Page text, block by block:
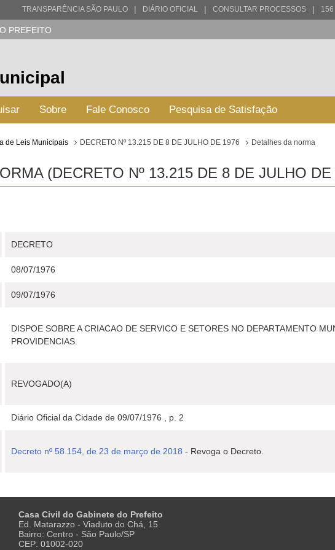
TRANSPARÊNCIA SÃO PAULO | DIÁRIO OFICIAL | CONSULTAR PROCESSOS | 156
PREFEITO
Sobre Fale Conosco Pesquisa de Satisfação
de Leis Municipais DECRETO Nº 13.215 DE 8 DE JULHO DE 1976 Detalhes da norma
(DECRETO Nº 13.215 DE 8 DE JULHO DE
DECRETO
08/07/1976
09/07/1976
DISPOE SOBRE A CRIACAO DE SERVICO E SETORES NO DEPARTAMENTO
PROVIDENCIAS.
REVOGADO(A)
Diário Oficial da Cidade de 09/07/1976 , p. 2
Decreto nº 58.154, de 23 de março de 2018 - Revoga o Decreto.
Casa Civil do Gabinete do Prefeito
Ed. Matarazzo - Viaduto do Chá, 15
Bairro: Centro - São Paulo/SP
CEP: 01002-020